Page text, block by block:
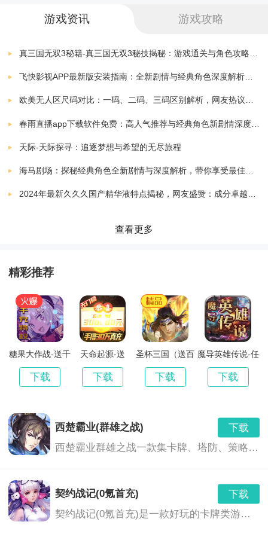
3、体验一场激情的三国风采之旅，还融合了许多精彩的
753.67 MB
风起苍岚（BT-美杜莎吸怪爆充版）
下载
风起苍岚(美杜莎吸怪爆充版)
下载
v1.1.1 693.34 MB
v1.1.1 120.60 MB
下载
风起苍岚（百万真充）
风起苍岚（超凡神蛋破解GM）
风起苍岚（打金无限真充）
v1.1.1 179.39 MB
下载
风起苍岚(直充超爆异火)
v1.1.1 172.60 MB
下载
v1.1.1
风起苍岚（BT刀刀切割）
v1.1.1 196.69 MB
下载
风起苍岚（满V科技魂环）-BT
v1.1.1 25.46 MB
下载
风起苍岚（刀刀切割）
游戏资讯 游戏攻略
真三国无双3秘籍-真三国无双3秘技揭秘：游戏通关与角色攻略全解析
飞快影视APP最新版安装指南：全新剧情与经典角色深度解析，带你体验极致观影快感
欧美无人区尺码对比：一码、二码、三码区别解析，网友热议：选择更精准，购物无忧！
天际-天际探寻：追逐梦想与希望的无尽旅程
查看更多
精彩推荐
糖果大作战-送千
下载
天命起源-送
下载
圣杯三国（送百
下载
魔导英雄传说-任
下载
西楚霸业(群雄之战)
下载
西楚霸业群雄之战一款集卡牌、塔防、策略于一体的，可以通过游戏内即时翻译系统与全世界玩家无障碍交流的卡牌手游。一次下载，多重体验，快来与你的朋友并肩作战，与世界各地玩家对战，有兴趣的小伙伴们可以下载哦！
契约战记(0氪首充)
下载
契约战记(0氪首充)是一款好玩的卡牌类游戏，在这款游戏中玩家将感受到最酷炫的游戏画风，每个职业都有他的特殊之处，感受游戏中的剧情，依靠自己的策略为自己赢得战斗的胜利。